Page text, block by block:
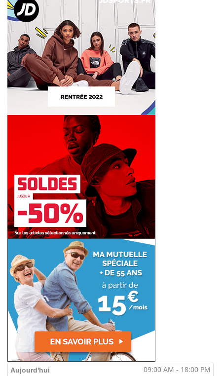
Aujourd'hui 09:00 AM - 18:00 PM